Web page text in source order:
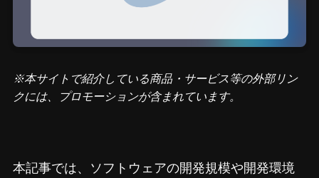
※本サイトで紹介している商品・サービス等の外部リン
クには、プロモーションが含まれています。
本記事では、ソフトウェアの開発規模や開発環境